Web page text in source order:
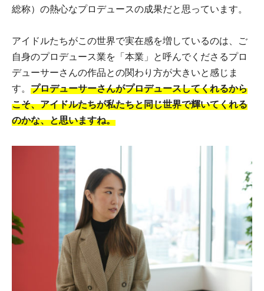
総称）の熱心なプロデュースの成果だと思っています。
アイドルたちがこの世界で実在感を増しているのは、ご
自身のプロデュース業を「本業」と呼んでくださるプロ
デューサーさんの作品との関わり方が大きいと感じま
す。 プロデューサーさんがプロデュースしてくれるから
こそ、アイドルたちが私たちと同じ世界で輝いてくれる
のかな、と思いますね。